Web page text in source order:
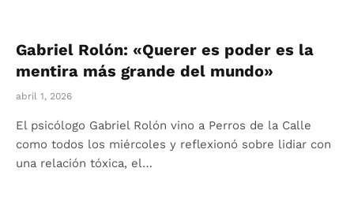
Gabriel Rolón: «Querer es poder es la
mentira más grande del mundo»
abril 1, 2026
El psicólogo Gabriel Rolón vino a Perros de la Calle
como todos los miércoles y reflexionó sobre lidiar con
una relación tóxica, el…